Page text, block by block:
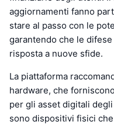
aggiornamenti fanno
stare al passo con le
garantendo che le
risposta a nuove sfide.
La piattaforma
hardware, che
per gli asset digitali
sono dispositivi fisici